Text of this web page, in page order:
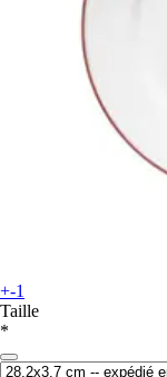
+-1
Taille
*